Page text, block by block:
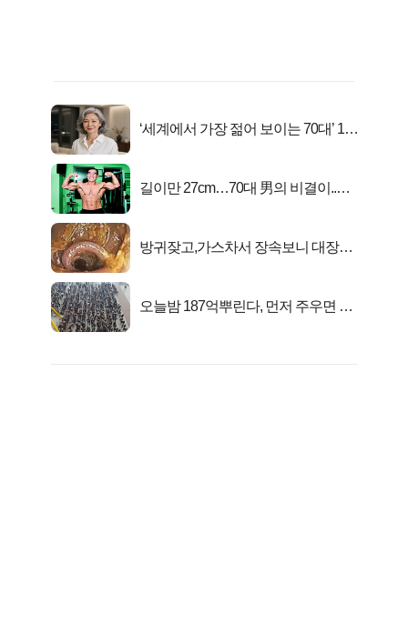
‘세계에서 가장 젊어 보이는 70대’ 1위
길이만 27cm…70대 男의 비결이..충
방귀잦고,가스차서 장속보니 대장이
오늘밤 187억뿌린다, 먼저 주우면 최